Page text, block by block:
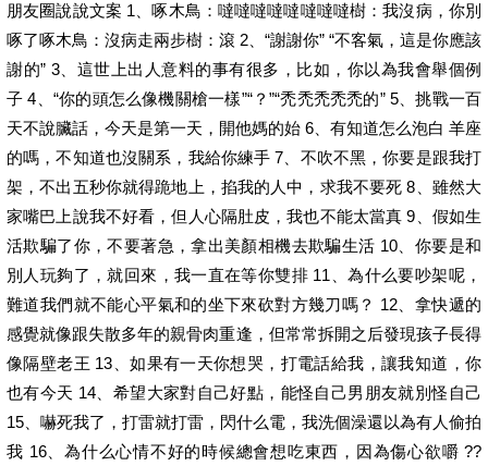
朋友圈說說文案 1、啄木鳥：噠噠噠噠噠噠噠噠樹：我沒病，你別
啄了啄木鳥：沒病走兩步樹：滾 2、“謝謝你” “不客氣，這是你應該
謝的” 3、這世上出人意料的事有很多，比如，你以為我會舉個例
子 4、“你的頭怎么像機關槍一樣”“？”“禿禿禿禿禿的” 5、挑戰一百
天不說臟話，今天是第一天，開他媽的始 6、有知道怎么泡白 羊座
的嗎，不知道也沒關系，我給你練手 7、不吹不黑，你要是跟我打
架，不出五秒你就得跪地上，掐我的人中，求我不要死 8、雖然大
家嘴巴上說我不好看，但人心隔肚皮，我也不能太當真 9、假如生
活欺騙了你，不要著急，拿出美顏相機去欺騙生活 10、你要是和
別人玩夠了，就回來，我一直在等你雙排 11、為什么要吵架呢，
難道我們就不能心平氣和的坐下來砍對方幾刀嗎？ 12、拿快遞的
感覺就像跟失散多年的親骨肉重逢，但常常拆開之后發現孩子長得
像隔壁老王 13、如果有一天你想哭，打電話給我，讓我知道，你
也有今天 14、希望大家對自己好點，能怪自己男朋友就別怪自己
15、嚇死我了，打雷就打雷，閃什么電，我洗個澡還以為有人偷拍
我 16、為什么心情不好的時候總會想吃東西，因為傷心欲嚼 ??